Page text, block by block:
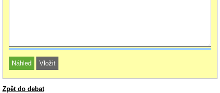
Zpět do debat